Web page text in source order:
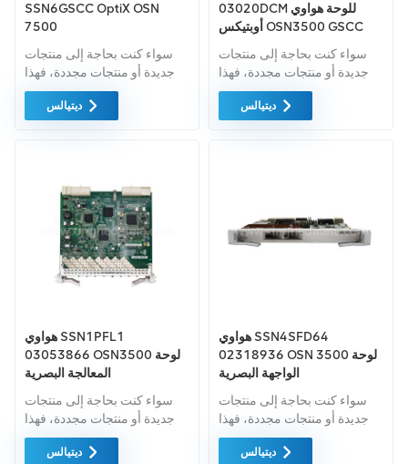
SSN6GSCC OptiX OSN
7500
سواء كنت بحاجة إلى منتجات
جديدة أو منتجات مجددة، فهذا
أمر شامل الضمان كمعيار. نحن
فقط نشتري معدات السوق
توفير كل هذه بأفضل الأسعار
ديتيالس
03020DCM للوحة هواوي
أوبتيكس OSN3500 GSCC
سواء كنت بحاجة إلى منتجات
جديدة أو منتجات مجددة، فهذا
أمر شامل الضمان كمعيار. نحن
فقط نشتري معدات السوق
توفير كل هذه بأفضل الأسعار
ديتيالس
هواوي SSN1PFL1
03053866 OSN3500 لوحة
المعالجة البصرية
سواء كنت بحاجة إلى منتجات
جديدة أو منتجات مجددة، فهذا
أمر شامل الضمان كمعيار. نحن
فقط نشتري معدات السوق
ديتيالس
هواوي SSN4SFD64
02318936 OSN 3500 لوحة
الواجهة البصرية
سواء كنت بحاجة إلى منتجات
جديدة أو منتجات مجددة، فهذا
أمر شامل الضمان كمعيار. نحن
فقط نشتري معدات السوق
ديتيالس